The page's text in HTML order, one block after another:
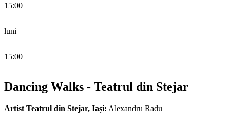
15:00
luni
15:00
Dancing Walks - Teatrul din Stejar
Artist Teatrul din Stejar, Iași: Alexandru Radu